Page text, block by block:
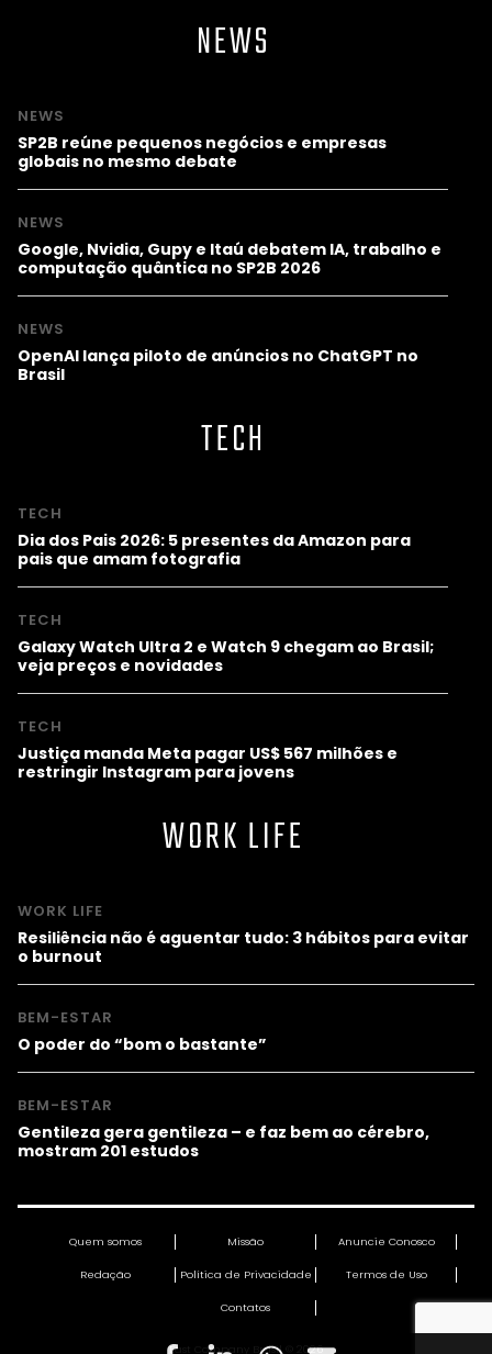
NEWS
NEWS
SP2B reúne pequenos negócios e empresas
globais no mesmo debate
NEWS
Google, Nvidia, Gupy e Itaú debatem IA, trabalho e
computação quântica no SP2B 2026
NEWS
OpenAI lança piloto de anúncios no ChatGPT no
Brasil
TECH
TECH
Dia dos Pais 2026: 5 presentes da Amazon para
pais que amam fotografia
TECH
Galaxy Watch Ultra 2 e Watch 9 chegam ao Brasil;
veja preços e novidades
TECH
Justiça manda Meta pagar US$ 567 milhões e
restringir Instagram para jovens
WORK LIFE
WORK LIFE
Resiliência não é aguentar tudo: 3 hábitos para evitar
o burnout
BEM-ESTAR
O poder do “bom o bastante”
BEM-ESTAR
Gentileza gera gentileza – e faz bem ao cérebro,
mostram 201 estudos
Quem somos Missão Anuncie Conosco
Redação Política de Privacidade Termos de Uso
Contatos
Fast Company Brasil © 2026